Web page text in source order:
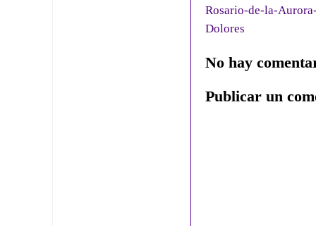
Rosario-de-la-
Dolores
No hay
Publicar un